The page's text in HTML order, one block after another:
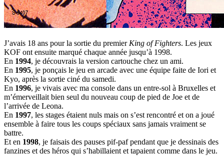
J’avais 18 ans pour la sortie du premier King of Fighters. Les jeux
KOF ont ensuite marqué chaque année jusqu’à 1998.
En 1994, je découvrais la version cartouche chez un ami.
En 1995, je ponçais le jeu en arcade avec une équipe faite de Iori et
Kyo, après la sortie ciné du samedi.
En 1996, je vivais avec ma console dans un entre-sol à Bruxelles et
m’émerveillait bien seul du nouveau coup de pied de Joe et de
l’arrivée de Leona.
En 1997, les stages étaient nuls mais on s’est rencontré et on a joué
ensemble à faire tous les coups spéciaux sans jamais vraiment se
battre.
Et en 1998, je faisais des pauses pif-paf pendant que je dessinais des
fanzines et des héros qui s’habillaient et tapaient comme dans le jeu.